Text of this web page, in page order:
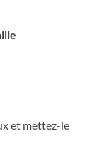
et mettez-le